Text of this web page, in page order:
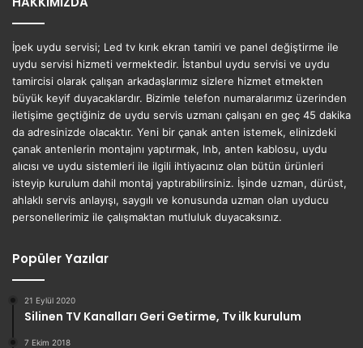
İpek uydu servisi; Led tv kırık ekran tamiri ve panel değiştirme ile
uydu servisi hizmeti vermektedir. İstanbul uydu servisi ve uydu
tamircisi olarak çalışan arkadaşlarımız sizlere hizmet etmekten
büyük keyif duyacaklardır. Bizimle telefon numaralarımız üzerinden
iletişime geçtiğiniz de uydu servis uzmanı çalışanı en geç 45 dakika
da adresinizde olacaktır. Yeni bir çanak anten istemek, elinizdeki
çanak antenlerin montajını yaptırmak, lnb, anten kablosu, uydu
alıcısı ve uydu sistemleri ile ilgili ihtiyacınız olan bütün ürünleri
isteyip kurulum dahil montaj yaptırabilirsiniz. İşinde uzman, dürüst,
ahlaklı servis anlayışı, saygılı ve konusunda uzman olan uyducu
personellerimiz ile çalışmaktan mutluluk duyacaksınız.
Popüler Yazılar
21 Eylül 2020
Silinen TV Kanalları Geri Getirme, Tv ilk kurulum
7 Ekim 2018